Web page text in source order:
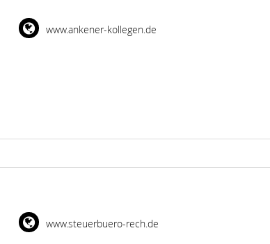
www.ankener-kollegen.de
www.steuerbuero-rech.de